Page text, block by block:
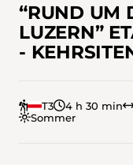
“RUND UM
LUZERN”
-
T3 4 h 30 min
Sommer